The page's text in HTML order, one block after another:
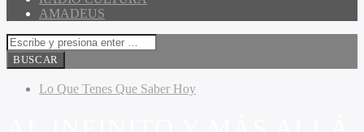
AMADEUS
Lo Que Tenes Que Saber Hoy